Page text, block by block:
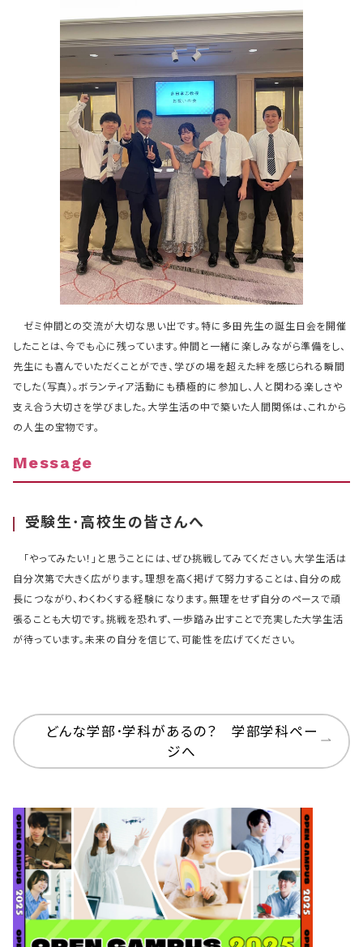
ゼミ仲間との交流が大切な思い出です。特に多田先生の誕生日会を開催
したことは、今でも心に残っています。仲間と一緒に楽しみながら準備をし、
先生にも喜んでいただくことができ、学びの場を超えた絆を感じられる瞬間
でした（写真）。ボランティア活動にも積極的に参加し、人と関わる楽しさや
支え合う大切さを学びました。大学生活の中で築いた人間関係は、これから
の人生の宝物です。
Message
受験生･高校生の皆さんへ
「やってみたい！」と思うことには、ぜひ挑戦してみてください。大学生活は
自分次第で大きく広がります。理想を高く掲げて努力することは、自分の成
長につながり、わくわくする経験になります。無理をせず自分のペースで頑
張ることも大切です。挑戦を恐れず、一歩踏み出すことで充実した大学生活
が待っています。未来の自分を信じて、可能性を広げてください。
どんな学部･学科があるの？ 学部学科ペー
ジへ